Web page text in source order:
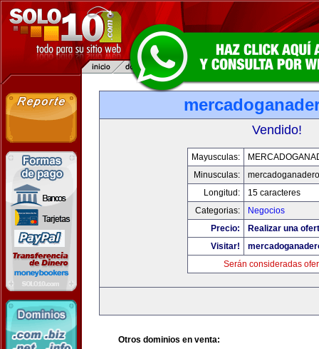
Vendido!
Mayusculas:
Minusculas:
Longitud:
15 caracteres
Categorias:
Negocios
Precio:
Realizar una
Visitar!
Serán consideradas
Otros dominios en venta: